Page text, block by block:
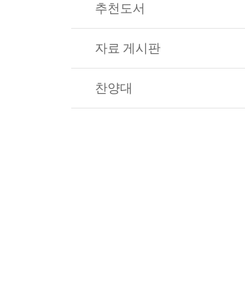
추천도서
자료 게시판
찬양대